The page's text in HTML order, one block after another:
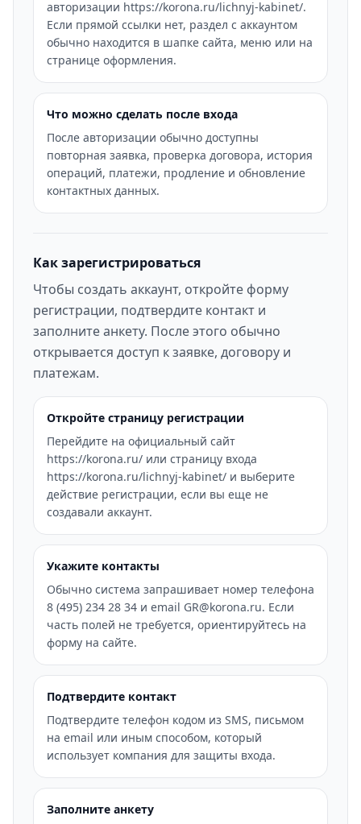
авторизации https://korona.ru/lichnyj-kabinet/.
Если прямой ссылки нет, раздел с аккаунтом
обычно находится в шапке сайта, меню или на
странице оформления.
Что можно сделать после входа
После авторизации обычно доступны
повторная заявка, проверка договора, история
операций, платежи, продление и обновление
контактных данных.
Как зарегистрироваться
Чтобы создать аккаунт, откройте форму
регистрации, подтвердите контакт и
заполните анкету. После этого обычно
открывается доступ к заявке, договору и
платежам.
Откройте страницу регистрации
Перейдите на официальный сайт
https://korona.ru/ или страницу входа
https://korona.ru/lichnyj-kabinet/ и выберите
действие регистрации, если вы еще не
создавали аккаунт.
Укажите контакты
Обычно система запрашивает номер телефона
8 (495) 234 28 34 и email GR@korona.ru. Если
часть полей не требуется, ориентируйтесь на
форму на сайте.
Подтвердите контакт
Подтвердите телефон кодом из SMS, письмом
на email или иным способом, который
использует компания для защиты входа.
Заполните анкету